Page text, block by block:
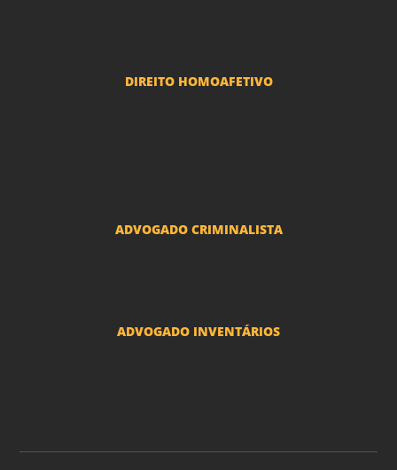
DIREITO HOMOAFETIVO
ADVOGADO CRIMINALISTA
ADVOGADO INVENTÁRIOS